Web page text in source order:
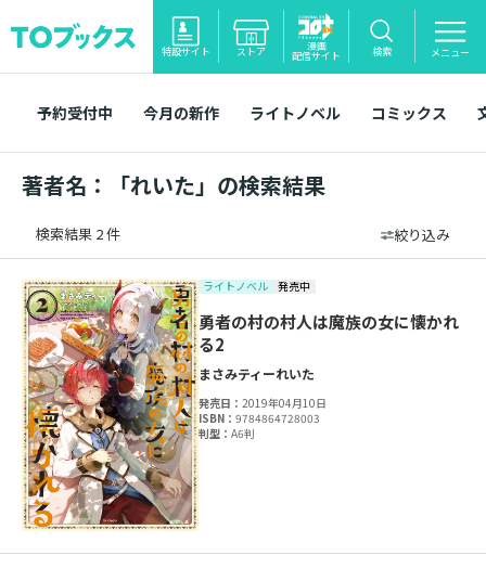
特設サイト ストア 漫画
配信サイト 検索 メニュー
予約受付中 今月の新作 ライトノベル コミックス
著者名：「れいた」の検索結果
検索結果 2 件 絞り込み
ライトノベル 発売中
勇者の村の村人は魔族の女に懐かれ
る2
まさみティーれいた
発売日：2019年04月10日
ISBN：9784864728003
判型：A6判